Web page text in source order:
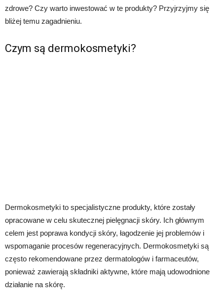
zdrowe? Czy warto inwestować w te produkty? Przyjrzyjmy się
bliżej temu zagadnieniu.
Czym są dermokosmetyki?
Dermokosmetyki to specjalistyczne produkty, które zostały
opracowane w celu skutecznej pielęgnacji skóry. Ich głównym
celem jest poprawa kondycji skóry, łagodzenie jej problemów i
wspomaganie procesów regeneracyjnych. Dermokosmetyki są
często rekomendowane przez dermatologów i farmaceutów,
ponieważ zawierają składniki aktywne, które mają udowodnione
działanie na skórę.